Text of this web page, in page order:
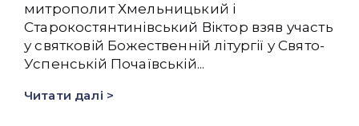
митрополит Хмельницький і
Старокостянтинівський Віктор взяв участь
у святковій Божественній літургії у Свято-
Успенській Почаївській...
Читати далі >